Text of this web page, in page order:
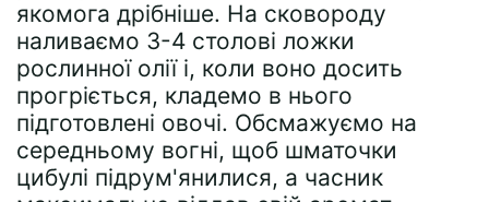
якомога дрібніше. На сковороду
наливаємо 3-4 столові ложки
рослинної олії і, коли воно досить
прогріється, кладемо в нього
підготовлені овочі. Обсмажуємо на
середньому вогні, щоб шматочки
цибулі підрум'янилися, а часник